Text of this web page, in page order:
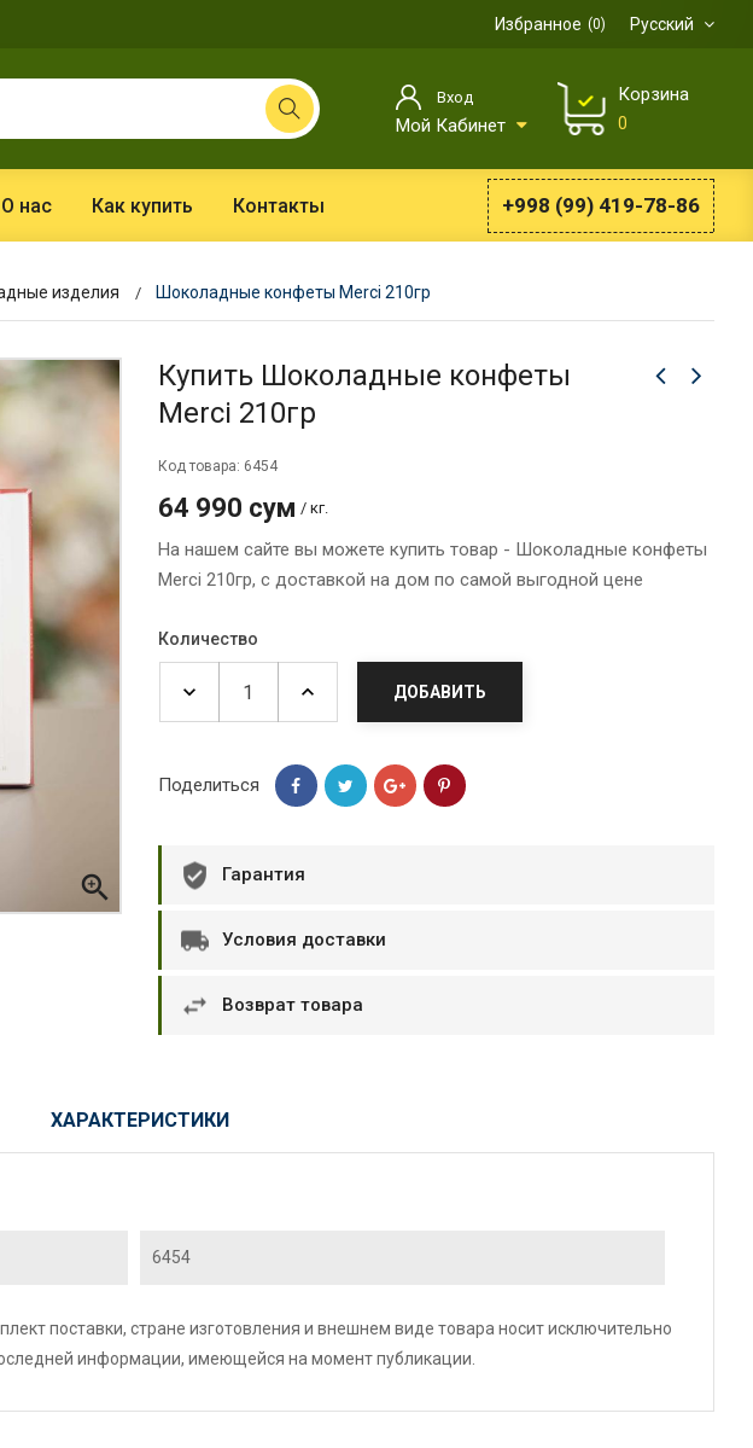
Русский
Избранное 0
Вход
Мой Кабинет
Корзина
0
О нас Как купить Контакты +998 (99) 419-78-86
все
ему!
максимально быстро. Покупал мясо
изделия Шоколадные конфеты Merci 210гр

Купить Шоколадные конфеты
Merci 210гр
Код товара: 6454
64 990 сум / кг.
На нашем сайте вы можете купить товар - Шоколадные конфеты
Merci 210гр, с доставкой на дом по самой выгодной цене
Количество
ДОБАВИТЬ
Поделиться
Гарантия
Условия доставки
Возврат товара
ХАРАКТЕРИСТИКИ
6454
поставки, стране изготовления и внешнем виде товара носит исключительно
информации, имеющейся на момент публикации.